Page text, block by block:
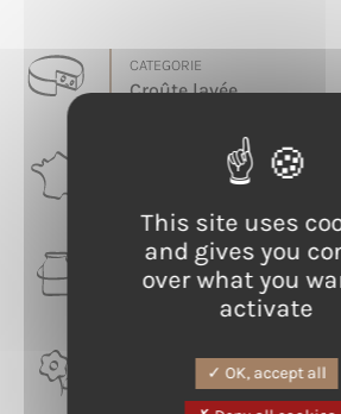
CATEGORIE
Croûte lavée
Auvergne-Rhône-Alpes
LAIT
Vache
Vallée d'Abondance
This site uses
and gives you
over what you
activate
OK, accept all